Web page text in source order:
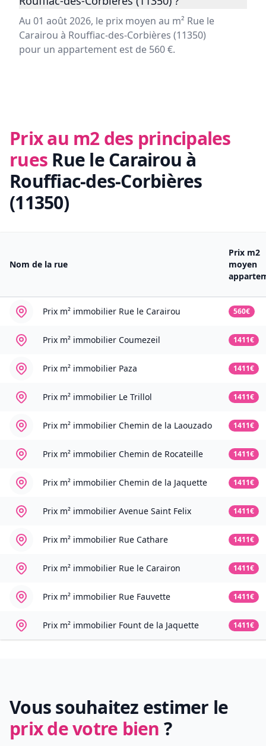
Au 01 août 2026, le prix moyen au m² Rue le
Carairou à Rouffiac-des-Corbières (11350)
pour un appartement est de 560 €.
Prix au m2 des principales
rues Rue le Carairou à
Rouffiac-des-Corbières
(11350)
Nom de la rue
Prix m2
moyen
Prix m² immobilier Rue le Carairou 560€
Prix m² immobilier Coumezeil 1411€
Prix m² immobilier Paza 1411€
Prix m² immobilier Le Trillol 1411€
Prix m² immobilier Chemin de la Laouzado 1411€
Prix m² immobilier Chemin de Rocateille 1411€
Prix m² immobilier Chemin de la Jaquette 1411€
Prix m² immobilier Avenue Saint Felix 1411€
Prix m² immobilier Rue Cathare 1411€
Prix m² immobilier Rue le Carairon 1411€
Prix m² immobilier Rue Fauvette 1411€
Prix m² immobilier Fount de la Jaquette 1411€
Vous souhaitez estimer le
prix de votre bien ?